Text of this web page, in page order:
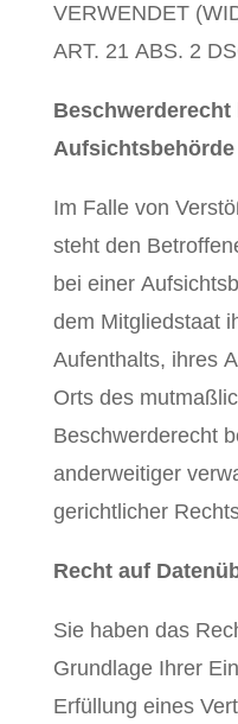
VERWENDET
ART. 21 ABS. 2
Aufsichts­behörde
Im Falle von
steht den
bei einer
dem Mitgliedstaat
Aufenthalts, ihres
Orts des
Beschwerderecht
anderweitiger
gerichtlicher
Recht auf
Sie haben das
Grundlage Ihrer
Erfüllung eines